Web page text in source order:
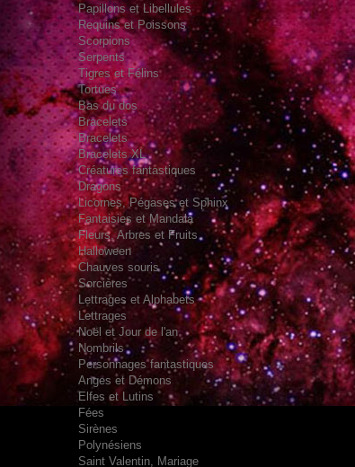
Papillons et Libellules
Requins et Poissons
Scorpions
Serpents
Tigres et Félins
Tortues
Bas du dos
Bracelets
Bracelets
Bracelets XL
Créatures fantastiques
Dragons
Licornes, Pégases et Sphinx
Fantaisies et Mandala
Fleurs, Arbres et Fruits
Halloween
Chauves souris
Sorcières
Lettrages et Alphabets
Lettrages
Noël et Jour de l'an
Nombrils
Personnages fantastiques
Anges et Démons
Elfes et Lutins
Fées
Sirènes
Polynésiens
Saint Valentin, Mariage